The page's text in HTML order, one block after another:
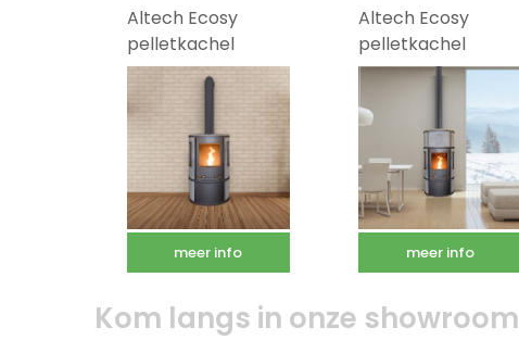
Altech Ecosy
pelletkachel
meer info
Altech Ecosy
pelletkachel
meer info
Kom langs in onze showroom